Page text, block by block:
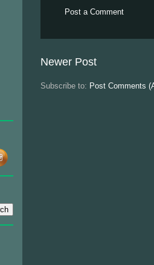
Post a Comment
Newer Post
Subscribe to: Post Comments